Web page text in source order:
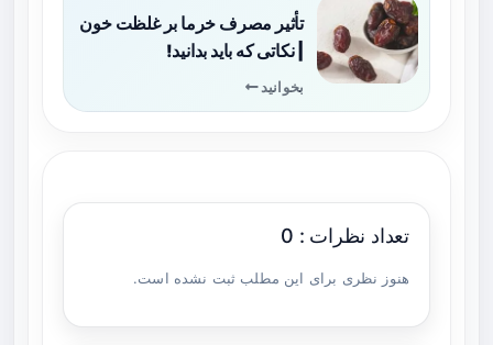
تأثیر مصرف خرما بر غلظت خون
| نکاتی که باید بدانید!
بخوانید
تعداد نظرات : 0
هنوز نظری برای این مطلب ثبت نشده است.